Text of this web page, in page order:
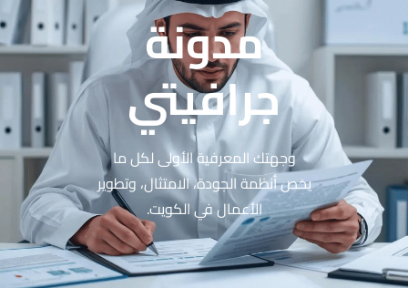
مدونة
جرافيتي
وجهتك المعرفية الأولى لكل ما
يخص أنظمة الجودة، الامتثال، وتطوير
الأعمال في الكويت.